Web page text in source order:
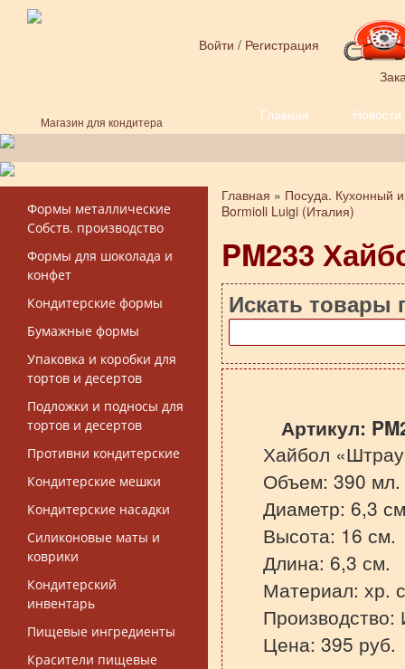
Перейти к основному содержанию
Магазин для кондитера
Войти / Регистрация
Главная Новости
Форма поиска
Формы металлические
Собств. производство
Формы для шоколада и
конфет
Кондитерские формы
Бумажные формы
Упаковка и коробки для
тортов и десертов
Подложки и подносы для
тортов и десертов
Противни кондитерские
Кондитерские мешки
Кондитерские насадки
Силиконовые маты и
коврики
Кондитерский
инвентарь
Пищевые ингредиенты
Красители пищевые
Вы здесь
Главная » Посуда. Кухонный
Bormioli Luigi (Италия)
PM233
Искать товары
Артикул:
Хайбол
Объем: 390 мл.
Диаметр: 6,3
Высота: 16 см.
Длина: 6,3 см.
Материал: хр.
Производство:
Цена: 395 руб.